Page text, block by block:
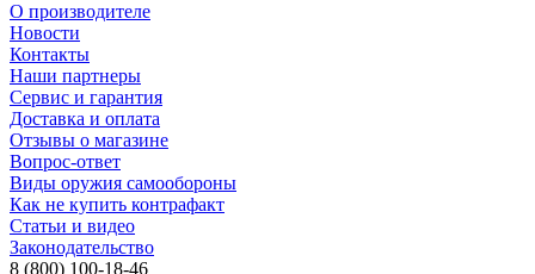
О производителе
Новости
Контакты
Наши партнеры
Сервис и гарантия
Доставка и оплата
Отзывы о магазине
Вопрос-ответ
Виды оружия самообороны
Как не купить контрафакт
Статьи и видео
Законодательство
8 (800) 100-18-46